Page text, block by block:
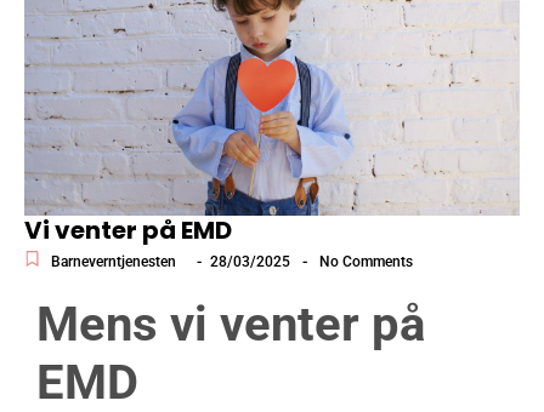
Vi venter på EMD
Barneverntjenesten - 28/03/2025 - No Comments
Mens vi venter på
EMD